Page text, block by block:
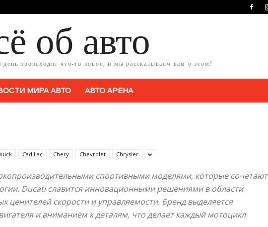
об авто
происходит что-то новое, и мы рассказываем вам о этом!
МИРА АВТО АВТО АРЕНА
Cadillac Chery Chevrolet Chrysler
спортивными моделями, которые сочетают
Ducati славится инновационными решениями в области
ценителей скорости и управляемости. Бренд выделяется
и вниманием к деталям, что делает каждый мотоцикл